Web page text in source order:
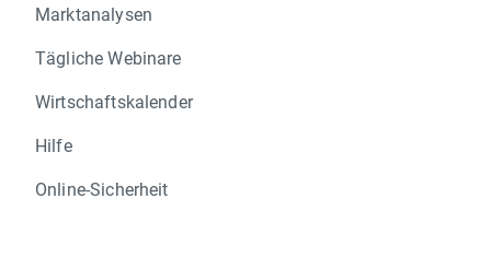
Marktanalysen
Tägliche Webinare
Wirtschaftskalender
Hilfe
Online-Sicherheit